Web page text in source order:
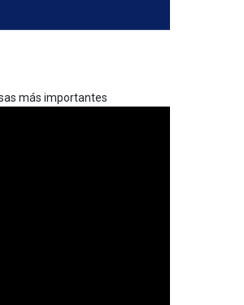
más importantes